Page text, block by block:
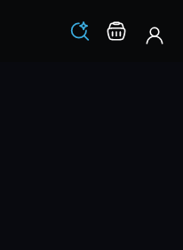
Los